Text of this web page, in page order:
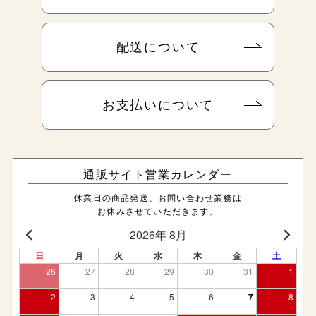
配送について
お支払いについて
通販サイト営業カレンダー
休業日の商品発送、お問い合わせ業務は
お休みさせていただきます。